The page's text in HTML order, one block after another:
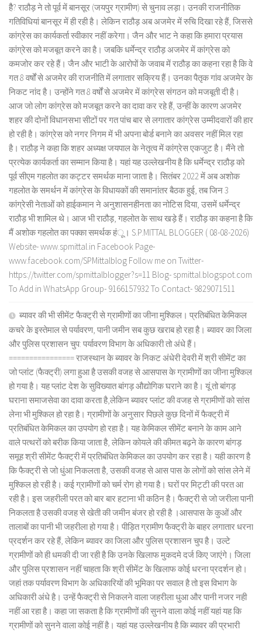
हैै? राठौड़ ने तो पूर्व में बानसूर (जयपुर ग्रामीण) से चुनाव लड़ा। उनकी राजनीतिक
गतिविधियां बानसूर में ही रही है। लेकिन राठौड़ अब अजमेर में रुचि दिखा रहे हैं, जिससे
कांग्रेस का कार्यकर्ता स्वीकार नहीं करेगा। जैन और भाट ने कहा कि हमारा प्रयास
कांग्रेस को मजबूत करने का है। जबकि धर्मेन्द्र राठौड़ अजमेर में कांग्रेस को
कमजोर कर रहे हैं। जैन और भाटी के आरोपों के जवाब में राठौड़ का कहना रहा है कि वे
गत 8 वर्षों से अजमेर की राजनीति में लगातार सक्रिय हैं। उनका पैतृक गांव अजमेर के
निकट नांद है। उन्होंने गत 8 वर्षों से अजमेर में कांग्रेस संगठन को मजबूती दी है।
आज जो लोग कांग्रेस को मजबूत करने का दावा कर रहे हैं, उन्हीं के कारण अजमेर
शहर की दोनों विधानसभा सीटों पर गत पांच बार से लगातार कांग्रेस उम्मीदवारों की हार
हो रही है। कांग्रेस को नगर निगम में भी अपना बोर्ड बनाने का अवसर नहीं मिल रहा
है। राठौड़ ने कहा कि शहर अध्यक्ष जयपाल के नेतृत्व में कांग्रेस एकजुट है। मैंने तो
प्रत्येक कार्यकर्ता का सम्मान किया है। यहां यह उल्लेखनीय है कि धर्मेन्द्र राठौड़ को
पूर्व सीएम गहलोत का कट्टर समर्थक माना जाता है। सितंबर 2022 में अब अशोक
गहलोत के समर्थन में कांग्रेस के विधायकों की समानांतर बैठक हुई, तब जिन 3
कांग्रेसी नेताओं को हाईकमान ने अनुशासनहीनता का नोटिस दिया, उसमें धर्मेन्द्र
राठौड़ भी शामिल थे। आज भी राठौड़, गहलोत के साथ खड़े हैं। राठौड़ का कहना है कि
मैं अशोक गहलोत का पक्का समर्थक हंू। S.P.MITTAL BLOGGER ( 08-08-2026)
Website- www.spmittal.in Facebook Page-
www.facebook.com/SPMittalblog Follow me on Twitter-
https://twitter.com/spmittalblogger?s=11 Blog- spmittal.blogspot.com
To Add in WhatsApp Group- 9166157932 To Contact- 9829071511
ब्यावर की भी सीमेंट फैक्ट्री से ग्रामीणों का जीना मुश्किल। प्रतिबंधित केमिकल
कचरे के इस्तेमाल से पर्यावरण, पानी जमीन सब कुछ खराब हो रहा है। ब्यावर का जिला
और पुलिस प्रशासन चुप: पर्यावरण विभाग के अधिकारी तो अंधे हैं।
================ राजस्थान के ब्यावर के निकट अंधेरी देवरी में श्री सीमेंट का
जो प्लांट (फैक्ट्री) लगा हुआ है उसकी वजह से आसपास के ग्रामीणों का जीना मुश्किल
हो गया है। यह प्लांट देश के सुविख्यात बांगड़ औद्योगिक घराने का है। यूं तो बांगड़
घराना समाजसेवा का दावा करता है,लेकिन ब्यावर प्लांट की वजह से ग्रामीणों को सांस
लेना भी मुश्किल हो रहा है। ग्रामीणों के अनुसार पिछले कुछ दिनों में फैक्ट्री में
प्रतिबंधित केमिकल का उपयोग हो रहा है। यह केमिकल सीमेंट बनाने के काम आने
वाले पत्थरों को बरीक किया जाता है, लेकिन कोयले की कीमत बढ़ने के कारण बांगड़
समूह श्री सीमेंट फैक्ट्री में प्रतिबंधित केमिकल का उपयोग कर रहा है। यही कारण है
कि फैक्ट्री से जो धुंआ निकलता है, उसकी वजह से आस पास के लोगों को सांस लेने में
मुश्किल हो रही है। कई ग्रामीणों को चर्म रोग हो गया है। घरों पर मिट्टी की परत आ
रही है। इस जहरीली परत को बार बार हटाना भी कठिन है। फैक्ट्री से जो जरीला पानी
निकलता है उसकी वजह से खेती की जमीन बंजर हो रही है ।आसपास के कुओं और
तालाबों का पानी भी जहरीला हो गया है। पीड़ित ग्रामीण फैक्ट्री के बाहर लगातार धरना
प्रदर्शन कर रहे हैं, लेकिन ब्यावर का जिला और पुलिस प्रशासन चुप है। उल्टे
ग्रामीणों को ही धमकी दी जा रही है कि उनके खिलाफ मुकदमे दर्ज किए जाएंगे। जिला
और पुलिस प्रशासन नहीं चाहता कि श्री सीमेंट के खिलाफ कोई धरना प्रदर्शन हो।
जहां तक पर्यावरण विभाग के अधिकारियों की भूमिका पर सवाल है तो इस विभाग के
अधिकारी अंधे है। उन्हें फैक्ट्री से निकलने वाला जहरीला धुआ और पानी नजर नही
नहीं आ रहा है। कहा जा सकता है कि ग्रामीणों की सुनने वाला कोई नहीं यहां यह कि
ग्रामीणों को सुनने वाला कोई नहीं है। यहां यह उल्लेखनीय है कि ब्यावर की प्रभारी